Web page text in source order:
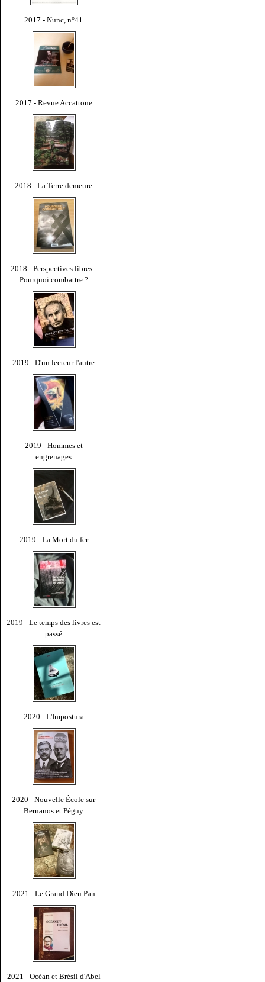
2017 - Nunc, n°41
2017 - Revue Accattone
2018 - La Terre demeure
2018 - Perspectives libres -
Pourquoi combattre ?
2019 - D'un lecteur l'autre
2019 - Hommes et
engrenages
2019 - La Mort du fer
2019 - Le temps des livres est
passé
2020 - L'Impostura
2020 - Nouvelle École sur
Bernanos et Péguy
2021 - Le Grand Dieu Pan
2021 - Océan et Brésil d'Abel